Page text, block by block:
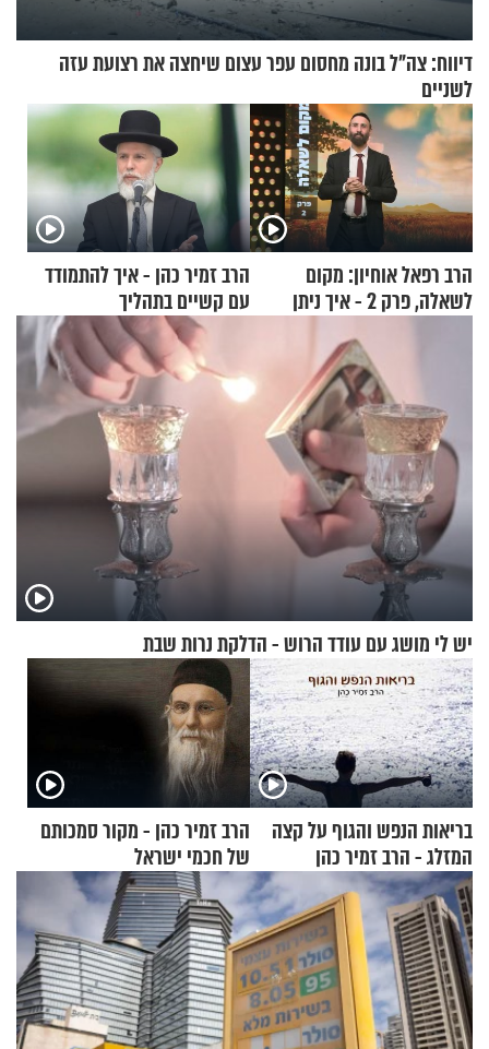
דיווח: צה"ל בונה מחסום עפר עצום שיחצה את רצועת עזה
לשניים
הרב רפאל אוחיון: מקום
לשאלה, פרק 2 - איך ניתן
הרב זמיר כהן - איך להתמודד
עם קשיים בתהליך
ההתחזקות?
יש לי מושג עם עודד הרוש - הדלקת נרות שבת
בריאות הנפש והגוף על קצה
המזלג - הרב זמיר כהן
הרב זמיר כהן - מקור סמכותם
של חכמי ישראל